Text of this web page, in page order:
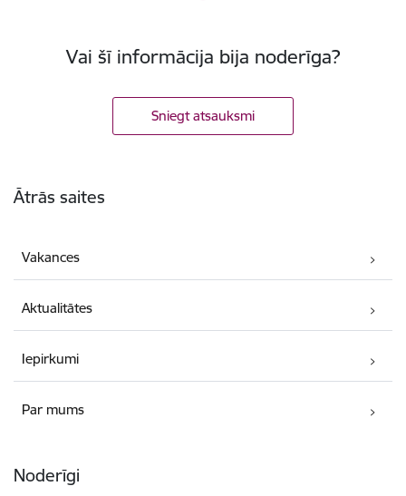
Vai šī informācija bija noderīga?
Sniegt atsauksmi
Ātrās saites
Vakances
Aktualitātes
Iepirkumi
Par mums
Noderīgi